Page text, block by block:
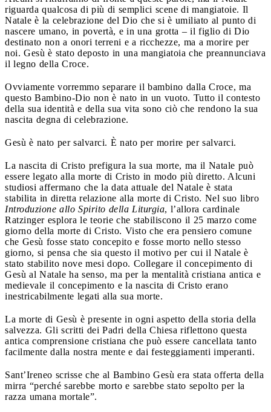
riguarda qualcosa di più di semplici scene di mangiatoie. Il
Natale è la celebrazione del Dio che si è umiliato al punto di
nascere umano, in povertà, e in una grotta – il figlio di Dio
destinato non a onori terreni e a ricchezze, ma a morire per
noi. Gesù è stato deposto in una mangiatoia che preannunciava
il legno della Croce.
Ovviamente vorremmo separare il bambino dalla Croce, ma
questo Bambino-Dio non è nato in un vuoto. Tutto il contesto
della sua identità e della sua vita sono ciò che rendono la sua
nascita degna di celebrazione.
Gesù è nato per salvarci. È nato per morire per salvarci.
La nascita di Cristo prefigura la sua morte, ma il Natale può
essere legato alla morte di Cristo in modo più diretto. Alcuni
studiosi affermano che la data attuale del Natale è stata
stabilita in diretta relazione alla morte di Cristo. Nel suo libro
Introduzione allo Spirito della Liturgia, l’allora cardinale
Ratzinger esplora le teorie che stabiliscono il 25 marzo come
giorno della morte di Cristo. Visto che era pensiero comune
che Gesù fosse stato concepito e fosse morto nello stesso
giorno, si pensa che sia questo il motivo per cui il Natale è
stato stabilito nove mesi dopo. Collegare il concepimento di
Gesù al Natale ha senso, ma per la mentalità cristiana antica e
medievale il concepimento e la nascita di Cristo erano
inestricabilmente legati alla sua morte.
La morte di Gesù è presente in ogni aspetto della storia della
salvezza. Gli scritti dei Padri della Chiesa riflettono questa
antica comprensione cristiana che può essere cancellata tanto
facilmente dalla nostra mente e dai festeggiamenti imperanti.
Sant’Ireneo scrisse che al Bambino Gesù era stata offerta della
mirra “perché sarebbe morto e sarebbe stato sepolto per la
razza umana mortale”.